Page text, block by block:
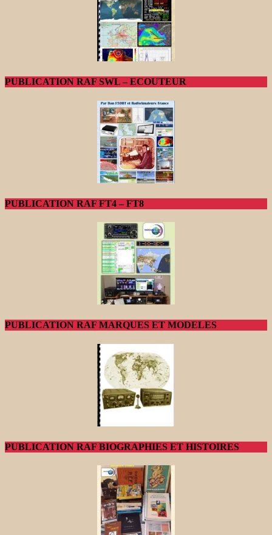
PUBLICATION RAF SWL – ECOUTEUR
PUBLICATION RAF FT4 – FT8
PUBLICATION RAF MARQUES ET MODELES
PUBLICATION RAF BIOGRAPHIES ET HISTOIRES